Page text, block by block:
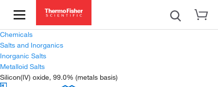
Chemicals
Salts and Inorganics
Inorganic Salts
Metalloid Salts
Silicon(IV) oxide, 99.0% (metals basis)